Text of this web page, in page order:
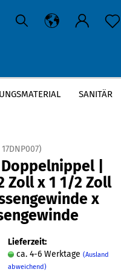
SANITÄR
| Aussengewinde x Aussengewinde
17DNP007)
Doppelnippel |
Zoll x 1 1/2 Zoll
x
Lieferzeit:
ca. 4-6 Werktage (Ausland
abweichend)